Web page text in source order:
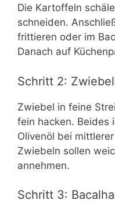
Die Kartoffeln
schneiden.
frittieren oder im
Danach auf
Schritt 2:
Zwiebel in feine
fein hacken. Beides
Olivenöl bei
Zwiebeln sollen
annehmen.
Schritt 3: